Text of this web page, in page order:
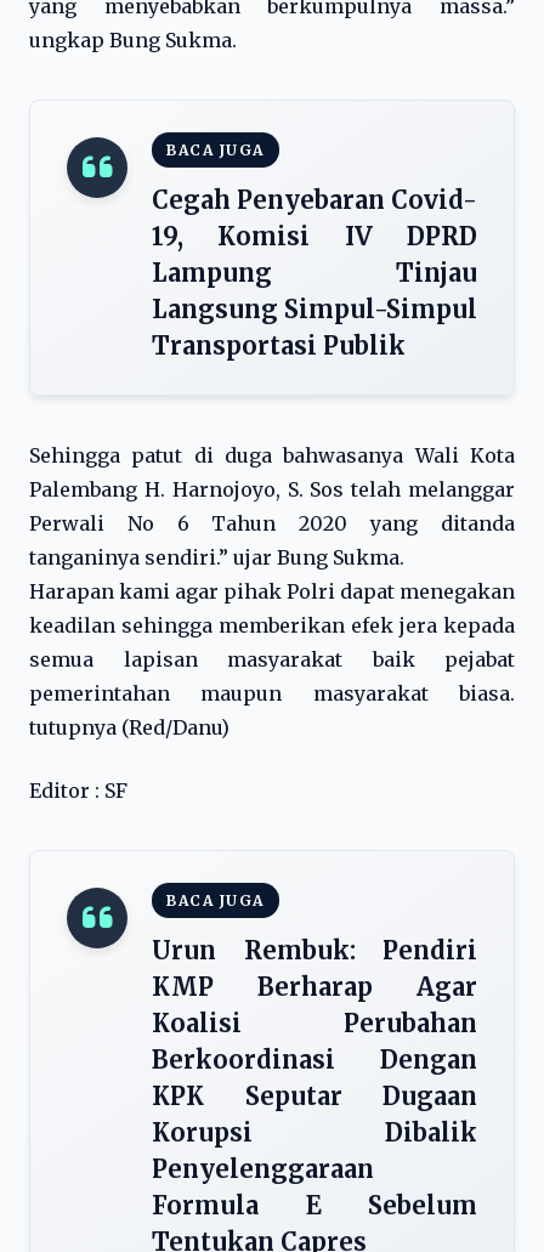
yang menyebabkan berkumpulnya massa.”
ungkap Bung Sukma.
BACA JUGA
Cegah Penyebaran Covid-
19, Komisi IV DPRD
Lampung Tinjau
Langsung Simpul-Simpul
Transportasi Publik
Sehingga patut di duga bahwasanya Wali Kota
Palembang H. Harnojoyo, S. Sos telah melanggar
Perwali No 6 Tahun 2020 yang ditanda
tanganinya sendiri.” ujar Bung Sukma.
Harapan kami agar pihak Polri dapat menegakan
keadilan sehingga memberikan efek jera kepada
semua lapisan masyarakat baik pejabat
pemerintahan maupun masyarakat biasa.
tutupnya (Red/Danu)
Editor : SF
BACA JUGA
Urun Rembuk: Pendiri
KMP Berharap Agar
Koalisi Perubahan
Berkoordinasi Dengan
KPK Seputar Dugaan
Korupsi Dibalik
Penyelenggaraan
Formula E Sebelum
Tentukan Capres